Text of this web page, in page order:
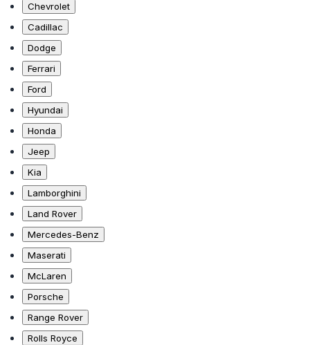
Chevrolet
Cadillac
Dodge
Ferrari
Ford
Hyundai
Honda
Jeep
Kia
Lamborghini
Land Rover
Mercedes-Benz
Maserati
McLaren
Porsche
Range Rover
Rolls Royce